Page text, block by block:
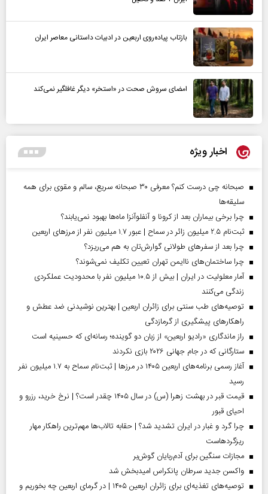
بازتاب پیاده‌روی اربعین در ادبیات داستانی معاصر ایران
امضای سروش صحت در «استخر» دیگر غافلگیر نمی‌کند
اخبار ویژه
صبحانه چی درست کنم؟ معرفی ۳۰ صبحانه سریع، سالم و مقوی برای همه
سلیقه‌ها
چرا برخی بیماران بعد از کرونا و آنفلوآنزا ماه‌ها بهبود نمی‌یابند؟
ثبت‌نام ۲.۵ میلیون زائر در سماح | عبور ۱.۷ میلیون نفر از مرز‌های اربعین
چرا بعد از سفرهای طولانی گوارش‌تان به هم می‌ریزد؟
چرا ساختمان‌های ناایمن تهران تعیین تکلیف نمی‌شوند؟
آمار معلولیت در ایران | بیش از ۱۰.۵ میلیون نفر با محدودیت عملکردی
زندگی می‌کنند
توصیه‌های طب سنتی برای زائران اربعین | بهترین نوشیدنی ضد عطش و
راهکارهای پیشگیری از گرمازدگی
راز ماندگاری «رادیو اربعین» از زبان دو گوینده؛ رسانه‌ای که حسینیه است
ستارگانی که در جام جهانی ۲۰۲۶ بازی نکردند
آغاز رسمی برنامه‌های اربعین ۱۴۰۵ در مرز‌ها | ثبت‌نام سماح به ۱.۷ میلیون نفر
رسید
قیمت قبر در بهشت زهرا (س) در سال ۱۴۰۵ چقدر است؟ | نرخ خرید، رزرو و
احیای قبور
چرا گرد و غبار در ایران تشدید شد؟ | حقابه تالاب‌ها مهم‌ترین راهکار مهار
ریزگردهاست
مجازات سنگین برای آدم‌ربایان گوش‌بر
واکسن جدید سرطان پانکراس امیدبخش شد
توصیه‌های تغذیه‌ای برای زائران اربعین ۱۴۰۵ | در گرمای اربعین چه بخوریم و